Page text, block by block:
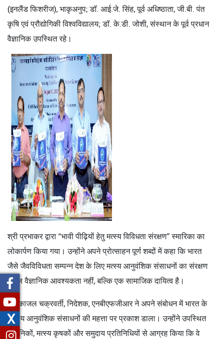
(इनलैंड फिशरीज), भाकृअनुप; डॉ. आई.जे. सिंह, पूर्व अधिष्ठाता, जी.बी. पंत
कृषि एवं प्रौद्योगिकी विश्वविद्यालय; डॉ. के.डी. जोशी, संस्थान के पूर्व प्रधान
वैज्ञानिक उपस्थित रहे।
श्री प्रभाकर द्वारा “भावी पीढ़ियों हेतु मत्स्य विविधता संरक्षण” स्मारिका का
लोकार्पण किया गया। उन्होंने अपने प्रोत्साहन पूर्ण शब्दों में कहा कि भारत
जैसे जैवविविधता सम्पन्न देश के लिए मत्स्य आनुवंशिक संसाधनों का संरक्षण
केवल वैज्ञानिक आवश्यकता नहीं, बल्कि एक सामाजिक दायित्व है।
डॉ. काजल चक्रवर्ती, निदेशक, एनबीएफजीआर ने अपने संबोधन में भारत के
जलीय आनुवंशिक संसाधनों की महत्ता पर प्रकाश डाला। उन्होंने उपस्थित
वैज्ञानिकों, मत्स्य कृषकों और समुदाय प्रतिनिधियों से आग्रह किया कि वे
X